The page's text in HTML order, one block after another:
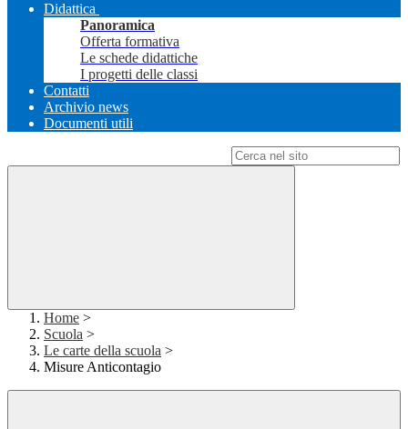
Didattica
Panoramica
Offerta formativa
Le schede didattiche
I progetti delle classi
Contatti
Archivio news
Documenti utili
Home >
Scuola >
Le carte della scuola >
Misure Anticontagio